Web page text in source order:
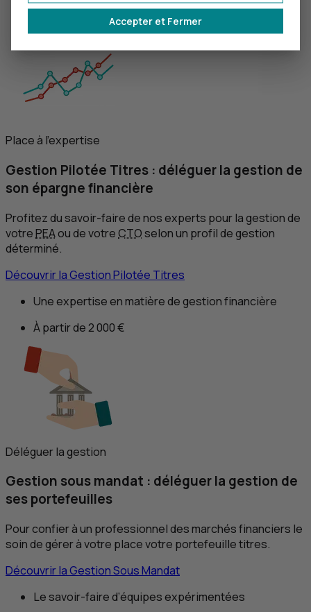
À partir de 100 000 €
Place à l'expertise
Gestion Pilotée Titres : déléguer la gestion de
son épargne financière
Profitez du savoir-faire de nos experts pour la gestion de
votrePEAou de votreCTOselon un profil de gestion
déterminé.
Découvrir la Gestion Pilotée Titres
Une expertise en matière de gestion financière
À partir de 2 000 €
Déléguer la gestion
Gestion sous mandat : déléguer la gestion de
ses portefeuilles
Pour confier à un professionnel des marchés financiers le
soin de gérer à votre place votre portefeuille titres.
Découvrir la Gestion Sous Mandat
Le savoir-faire d’équipes expérimentées
Accepter et Fermer